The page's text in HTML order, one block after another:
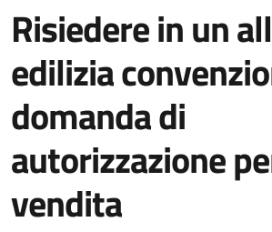
Risiedere in un
edilizia
domanda di
autorizzazione
vendita